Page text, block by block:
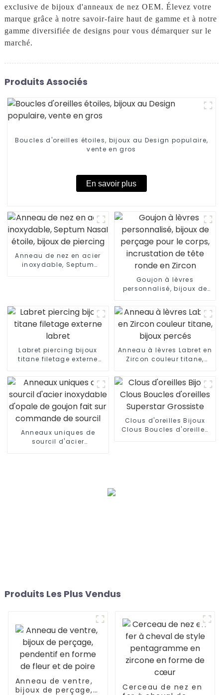
exclusive de bijoux d'anneaux de nez OEM. Élevez votre
marque grâce à notre savoir-faire haut de gamme et à notre
gamme diversifiée de designs pour vous démarquer sur le
marché.
Produits Associés
Boucles d'oreilles étoiles, bijoux au Design populaire,
vente en gros
En savoir plus
Anneau de nez en acier
inoxydable, Septum
Goujon à lèvres
personnalisé, bijoux de
incrustation de tête
ronde en Zircon
Labret piercing bijoux
titane filetage externe
Anneau à lèvres Labret en
Zircon couleur titane,
Anneaux uniques de
sourcil d'acier
Clous d'oreilles Bijoux
Clous Boucles d'oreilles
Produits Les Plus Vendus
Anneau de ventre,
bijoux de perçage,
Cerceau de nez en